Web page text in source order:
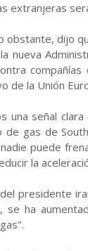
extranjeras
obstante, dijo
nueva
de la Unión
una señal
gas de
puede
la
presidente
se ha